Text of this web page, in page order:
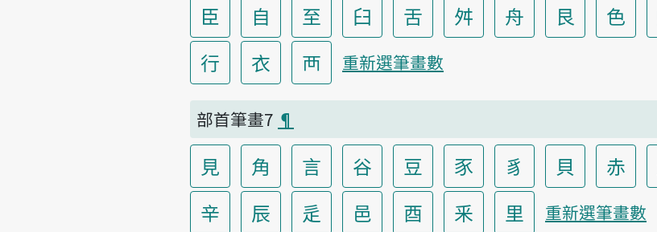
臣
自 至 臼 舌 舛 舟 艮 色
行
衣 襾 重新選筆畫數
部首筆畫7 ¶
見 角 言 谷 豆 豕 豸 貝 赤
辛
辰 辵 邑 酉 釆 里 重新選筆畫數